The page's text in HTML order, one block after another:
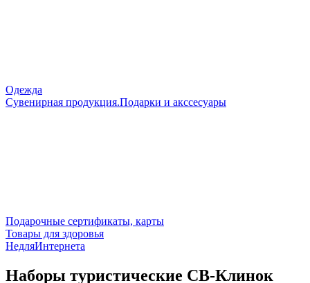
Одежда
Сувенирная продукция.Подарки и акссесуары
Подарочные сертификаты, карты
Товары для здоровья
НедляИнтернета
Наборы туристические СВ-Клинок